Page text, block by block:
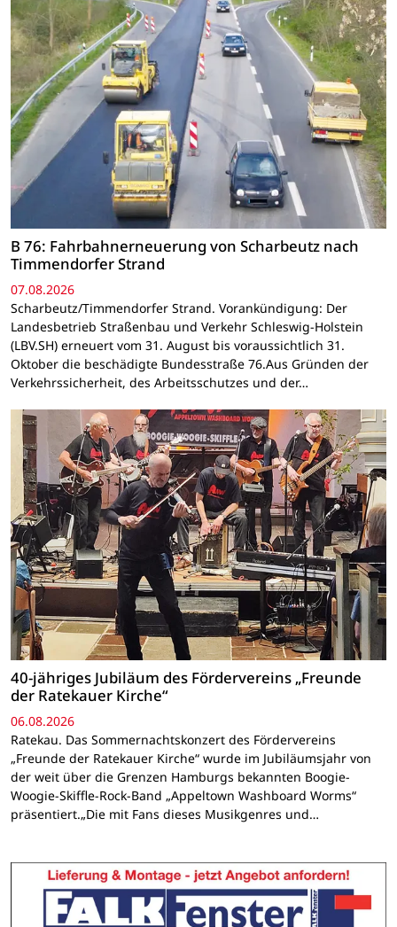
B 76: Fahrbahnerneuerung von Scharbeutz nach
Timmendorfer Strand
07.08.2026
Scharbeutz/Timmendorfer Strand. Vorankündigung: Der
Landesbetrieb Straßenbau und Verkehr Schleswig-Holstein
(LBV.SH) erneuert vom 31. August bis voraussichtlich 31.
Oktober die beschädigte Bundesstraße 76.Aus Gründen der
Verkehrssicherheit, des Arbeitsschutzes und der…
40-jähriges Jubiläum des Fördervereins „Freunde
der Ratekauer Kirche“
06.08.2026
Ratekau. Das Sommernachtskonzert des Fördervereins
„Freunde der Ratekauer Kirche“ wurde im Jubiläumsjahr von
der weit über die Grenzen Hamburgs bekannten Boogie-
Woogie-Skiffle-Rock-Band „Appeltown Washboard Worms“
präsentiert.„Die mit Fans dieses Musikgenres und…